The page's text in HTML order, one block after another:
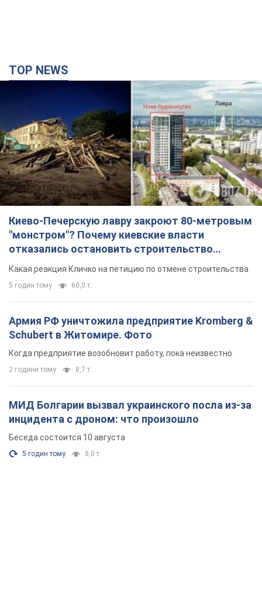
TOP NEWS
Киево-Печерскую лавру закроют 80-метровым
"монстром"? Почему киевские власти
отказались остановить строительство
небоскреба "московского верующего"
Какая реакция Кличко на петицию по отмене строительства
5 годин тому 60,0 т.
Армия РФ уничтожила предприятие Kromberg &
Schubert в Житомире. Фото
Когда предприятие возобновит работу, пока неизвестно
2 години тому 8,7 т.
МИД Болгарии вызвал украинского посла из-за
инцидента с дроном: что произошло
Беседа состоится 10 августа
5 годин тому 8,0 т.